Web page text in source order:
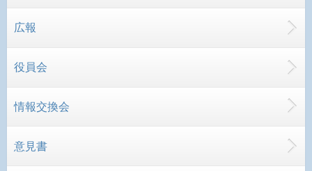
広報
役員会
情報交換会
意見書